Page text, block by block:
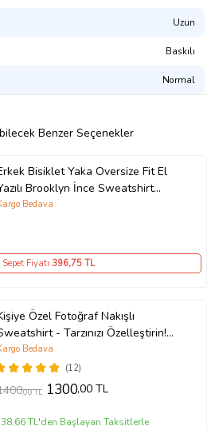
Alabilirsiniz:
Uzun
Baskılı
Normal
Benzer Seçenekler
Bisiklet Yaka Oversize Fit El
Brooklyn İnce Sweatshirt
(Siyah)
Bedava
Sepet Fiyatı 396,75 TL
Özel Fotoğraf Nakışlı
- Tarzınızı Özelleştirin!
(12)
Bedava
,00 TL 1300,00 TL
TL'den Başlayan Taksitlerle